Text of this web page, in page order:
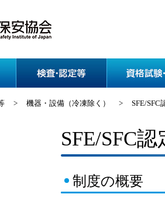
協会案内
> 機器・設備（冷凍除く） > SFE/SFC
SFE/SFC認
制度の概要